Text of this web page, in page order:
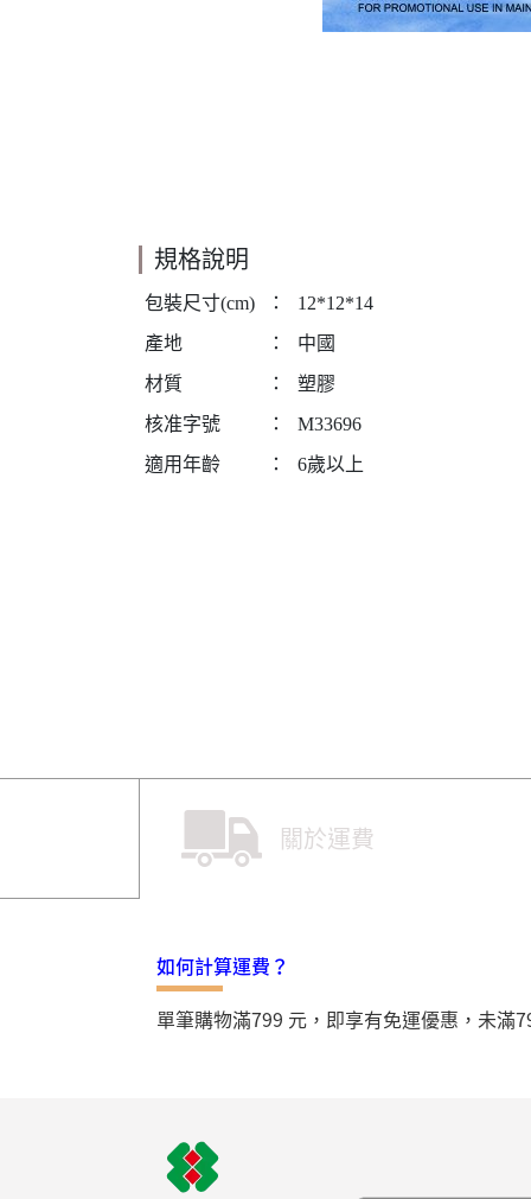
規格說明
包裝尺寸(cm) ：
12*12*14
產地
：
中國
材質
：
塑膠
核准字號
：
M33696
適用年齡
： 6歲以上
關於運費
如何計算運費？
單筆購物滿799 元，即享有免運優惠，未滿